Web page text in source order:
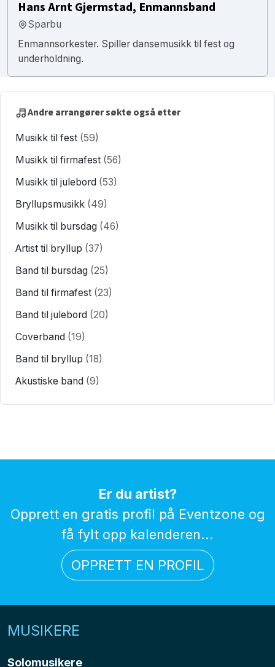
Hans Arnt Gjermstad, Enmannsband
Sparbu
Enmannsorkester. Spiller dansemusikk til fest og
underholdning.
Andre arrangører søkte også etter
Musikk til fest (59)
Musikk til firmafest (56)
Musikk til julebord (53)
Bryllupsmusikk (49)
Musikk til bursdag (46)
Artist til bryllup (37)
Band til bursdag (25)
Band til firmafest (23)
Band til julebord (20)
Coverband (19)
Band til bryllup (18)
Akustiske band (9)
Er du artist?
Opprett en gratis profil på Eventzone og
få fylt opp kalenderen...
OPPRETT EN PROFIL
MUSIKERE
Solomusikere